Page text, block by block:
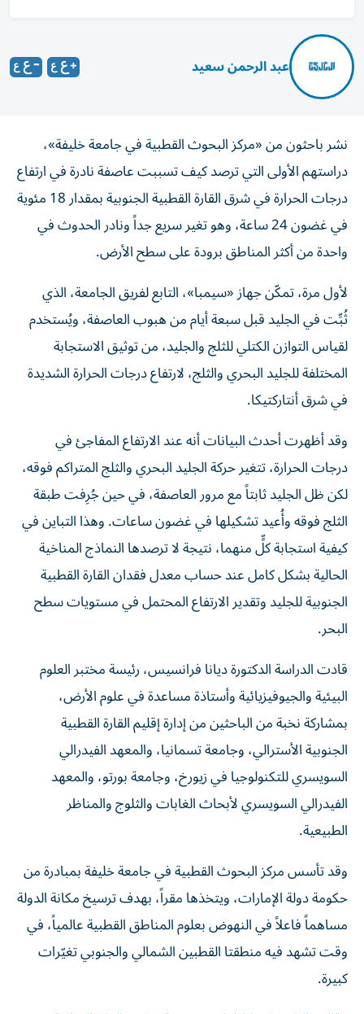
عبد الرحمن سعيد
نشر باحثون من «مركز البحوث القطبية في جامعة خليفة»،
دراستهم الأولى التي ترصد كيف تسببت عاصفة نادرة في ارتفاع
درجات الحرارة في شرق القارة القطبية الجنوبية بمقدار 18 مئوية
في غضون 24 ساعة، وهو تغير سريع جداً ونادر الحدوث في
واحدة من أكثر المناطق برودة على سطح الأرض.
لأول مرة، تمكّن جهاز «سيمبا»، التابع لفريق الجامعة، الذي
ثُبِّت في الجليد قبل سبعة أيام من هبوب العاصفة، ويُستخدم
لقياس التوازن الكتلي للثلج والجليد، من توثيق الاستجابة
المختلفة للجليد البحري والثلج، لارتفاع درجات الحرارة الشديدة
في شرق أنتاركتيكا.
وقد أظهرت أحدث البيانات أنه عند الارتفاع المفاجئ في
درجات الحرارة، تتغير حركة الجليد البحري والثلج المتراكم فوقه،
لكن ظل الجليد ثابتاً مع مرور العاصفة، في حين جُرِفت طبقة
الثلج فوقه وأُعيد تشكيلها في غضون ساعات. وهذا التباين في
كيفية استجابة كلٍّ منهما، نتيجة لا ترصدها النماذج المناخية
الحالية بشكل كامل عند حساب معدل فقدان القارة القطبية
الجنوبية للجليد وتقدير الارتفاع المحتمل في مستويات سطح
البحر.
قادت الدراسة الدكتورة ديانا فرانسيس، رئيسة مختبر العلوم
البيئية والجيوفيزيائية وأستاذة مساعدة في علوم الأرض،
بمشاركة نخبة من الباحثين من إدارة إقليم القارة القطبية
الجنوبية الأسترالي، وجامعة تسمانيا، والمعهد الفيدرالي
السويسري للتكنولوجيا في زيورخ، وجامعة بورتو، والمعهد
الفيدرالي السويسري لأبحاث الغابات والثلوج والمناظر
الطبيعية.
وقد تأسس مركز البحوث القطبية في جامعة خليفة بمبادرة من
حكومة دولة الإمارات، ويتخذها مقراً، بهدف ترسيخ مكانة الدولة
مساهماً فاعلاً في النهوض بعلوم المناطق القطبية عالمياً، في
وقت تشهد فيه منطقتا القطبين الشمالي والجنوبي تغيّرات
كبيرة.